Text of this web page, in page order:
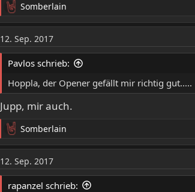
R
e
a
k
t
o
n
e
n
Somberlain
12. Sep. 2017
Pavlos schrieb:
Hoppla, der Opener gefällt mir richtig gut.....
Jupp, mir auch.
R
e
a
k
t
Somberlain
12. Sep. 2017
rapanzel schrieb: